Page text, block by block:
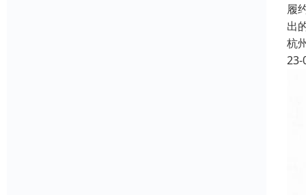
履
出
杭
23-